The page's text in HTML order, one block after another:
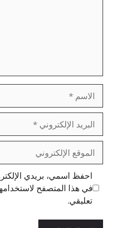
الاسم
البريد
الإلكتروني
الموقع
الإلكتروني
احفظ اسمي، بريدي
في هذا المتصفح
تعليقي.